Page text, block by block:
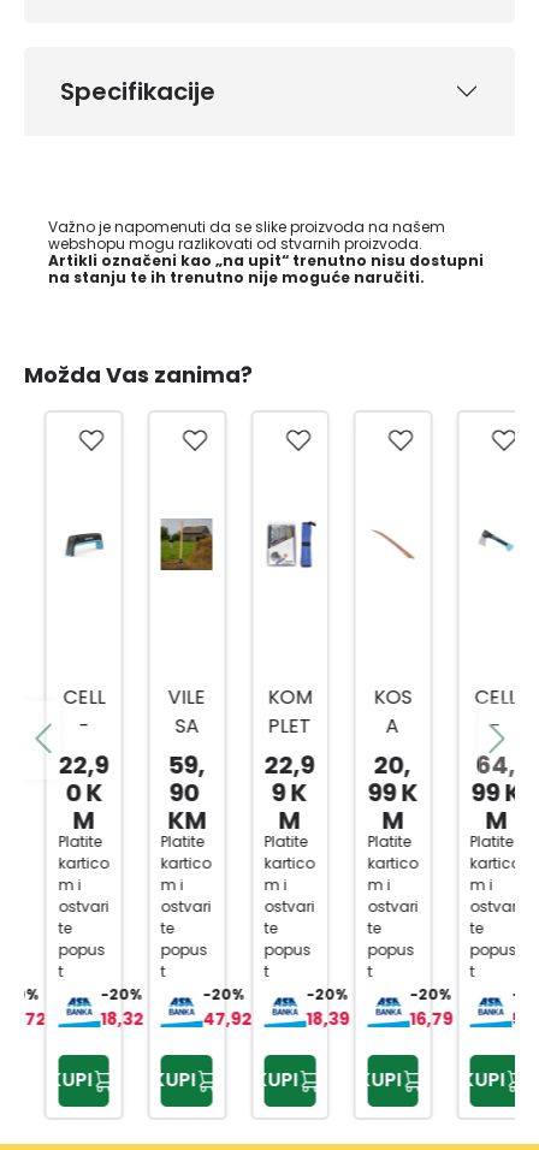
Specifikacije
Važno je napomenuti da se slike proizvoda na našem
webshopu mogu razlikovati od stvarnih proizvoda.
Artikli označeni kao „na upit“ trenutno nisu dostupni
na stanju te ih trenutno nije moguće naručiti.
Možda Vas zanima?
KM
CELL
FAST
OŠTR
AČ
ZA
NOŽE
VE,SJ
EKIRE
ERG
O
22,9
0 K
M
Platite
kartico
m i
ostvari
popus
-20%
18,32 KM
KUPI
VILE
SA
TRI
ZUPC
A I
DRŠK
OM
59,
90
KM
Platite
kartico
m i
ostvari
popus
-20%
47,92 KM
KUPI
KOM
PLET
ZA
OŠTR
ENJE
LANC
A
MOT
ORN
E
PILE
VP114
22,9
9 K
M
Platite
kartico
m i
ostvari
popus
-20%
18,39 KM
KUPI
KOS
80C
M
20,
99 K
M
Platite
kartico
m i
ostvari
popus
-20%
16,79 KM
KUPI
CELL
FAST
SJEKI
RA
U600
ERG
O
64,
99 K
M
Platite
kartico
m i
ostvari
popus
-20%
KUPI